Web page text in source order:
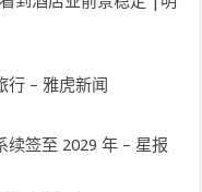
行 – 雅虎新闻
续签至 2029 年 – 星报